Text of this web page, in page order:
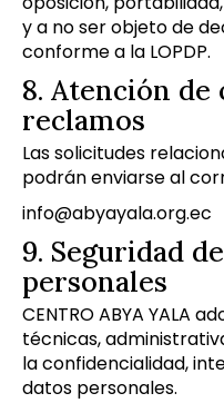
y a no ser objeto de
conforme a la LOPDP.
8. Atención de
reclamos
Las solicitudes
podrán enviarse al
info@abyayala.org.ec
9. Seguridad
personales
CENTRO ABYA YALA
técnicas,
la confidencialidad,
datos personales.